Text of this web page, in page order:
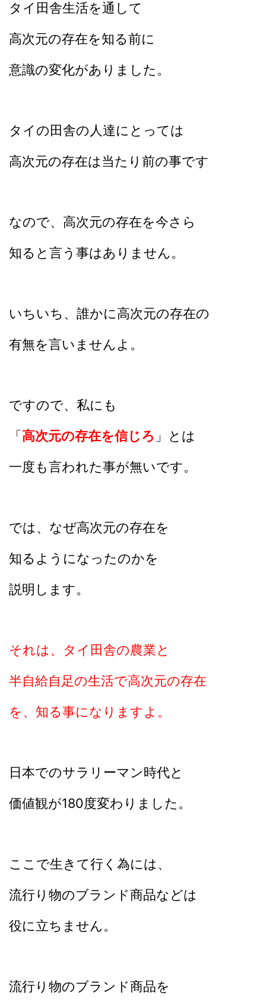
タイ田舎生活を通して
高次元の存在を知る前に
意識の変化がありました。
タイの田舎の人達にとっては
高次元の存在は当たり前の事です
なので、高次元の存在を今さら
知ると言う事はありません。
いちいち、誰かに高次元の存在の
有無を言いませんよ。
ですので、私にも
「 高次元の存在を信じろ 」とは
一度も言われた事が無いです。
では、なぜ高次元の存在を
知るようになったのかを
説明します。
それは、タイ田舎の農業と
半自給自足の生活で高次元の存在
を、知る事になりますよ。
日本でのサラリーマン時代と
価値観が180度変わりました。
ここで生きて行く為には、
流行り物のブランド商品などは
役に立ちません。
流行り物のブランド商品を